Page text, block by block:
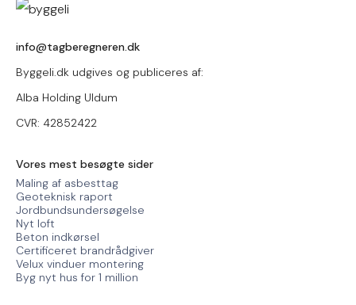
info@tagberegneren.dk
Byggeli.dk udgives og publiceres af:
Alba Holding Uldum
CVR: 42852422
Vores mest besøgte sider
Maling af asbesttag
Geoteknisk raport
Jordbundsundersøgelse
Nyt loft
Beton indkørsel
Certificeret brandrådgiver
Velux vinduer montering
Byg nyt hus for 1 million